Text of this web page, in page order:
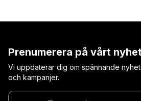
Prenumerera på vårt
Vi uppdaterar dig om spännande
och kampanjer.
Ange